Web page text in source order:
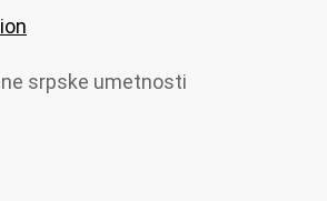
srpske umetnosti